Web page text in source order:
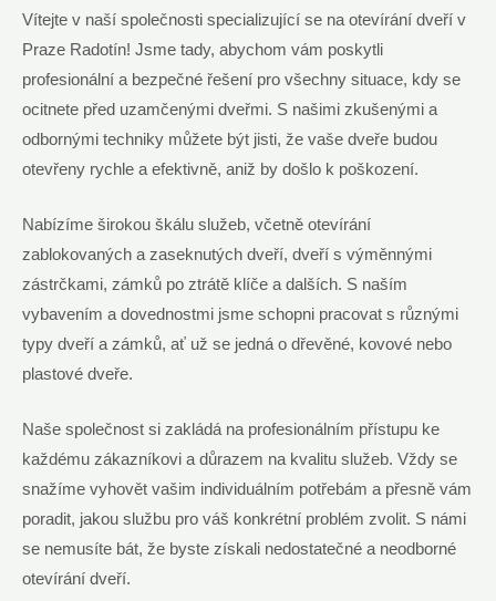
Vítejte v naší společnosti specializující se na otevírání dveří v
Praze Radotín! Jsme tady, abychom vám poskytli
profesionální a bezpečné řešení pro všechny situace, kdy se
ocitnete před uzamčenými dveřmi. S našimi zkušenými a
odbornými techniky můžete být jisti, že vaše dveře budou
otevřeny rychle a efektivně, aniž by došlo k poškození.
Nabízíme širokou škálu služeb, včetně otevírání
zablokovaných a zaseknutých dveří, dveří s výměnnými
zástrčkami, zámků po ztrátě klíče a dalších. S naším
vybavením a dovednostmi jsme schopni pracovat s různými
typy dveří a zámků, ať už se jedná o dřevěné, kovové nebo
plastové dveře.
Naše společnost si zakládá na profesionálním přístupu ke
každému zákazníkovi a důrazem na kvalitu služeb. Vždy se
snažíme vyhovět vašim individuálním potřebám a přesně vám
poradit, jakou službu pro váš konkrétní problém zvolit. S námi
se nemusíte bát, že byste získali nedostatečné a neodborné
otevírání dveří.